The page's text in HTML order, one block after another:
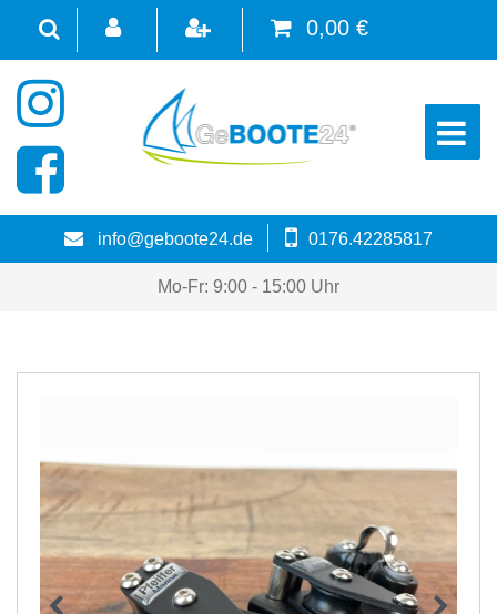
0,00 €
☰
info@geboote24.de 0176.42285817
Mo-Fr: 9:00 - 15:00 Uhr